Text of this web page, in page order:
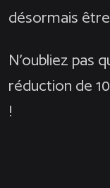
désormais
N’oubliez pas
réduction de
!